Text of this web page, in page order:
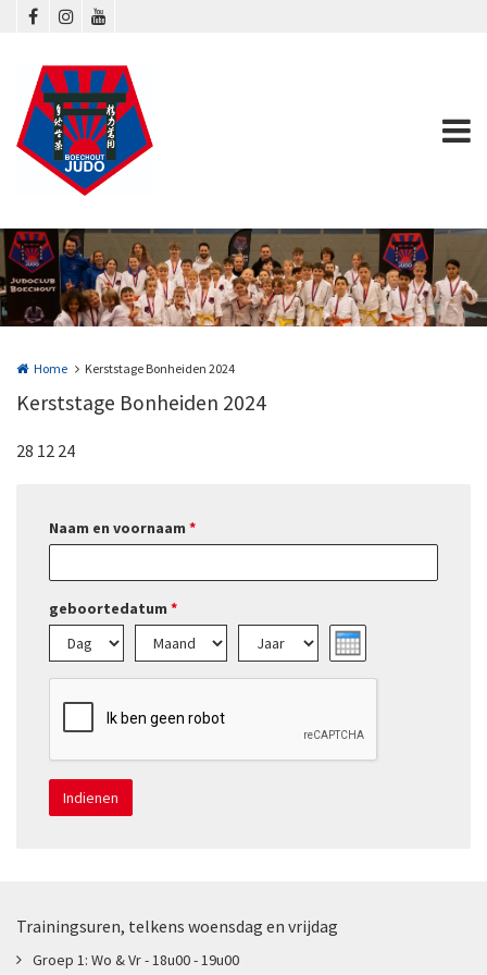
Overslaan en naar de inhoud gaan
Home Kerststage Bonheiden 2024
Kerststage Bonheiden 2024
28 12 24
Naam en voornaam *
geboortedatum *
Dag
Maand Jaar
Indienen
Trainingsuren, telkens woensdag en vrijdag
Groep 1: Wo & Vr - 18u00 - 19u00